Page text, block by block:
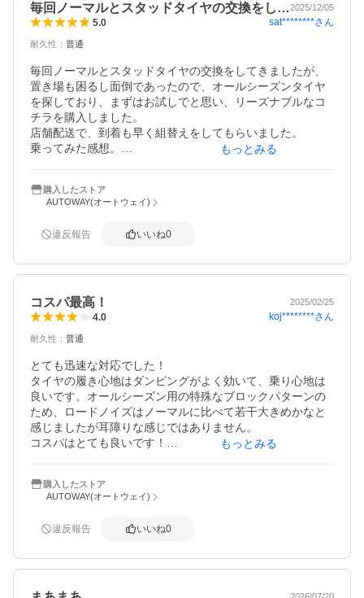
毎回ノーマルとスタッドタイヤの交換をし…2025/12/05
5.0 sat********さん
耐久性 ： 普通
毎回ノーマルとスタッドタイヤの交換をしてきましたが、
置き場も困るし面倒であったので、オールシーズンタイヤ
を探しており、まずはお試しでと思い、リーズナブルなコ
チラを購入しました。
店舗配送で、到着も早く組替えをしてもらいました。
乗ってみた感想。
た。あと雪道でどこまで走れるかは今後。念のためチェー
ンを持っていれば大丈かな。と期待してます。
もっとみる
購入したストア
AUTOWAY(オートウェイ)
違反報告 いいね0
コスパ最高！ 2025/02/25
4.0 koj********さん
耐久性 ： 普通
とても迅速な対応でした！
タイヤの履き心地はダンピングがよく効いて、乗り心地は
良いです。オールシーズン用の特殊なブロックパターンの
ため、ロードノイズはノーマルに比べて若干大きめかなと
感じましたが耳障りな感じではありません。
コスパはとても良いです！
もっとみる
購入したストア
AUTOWAY(オートウェイ)
違反報告 いいね0